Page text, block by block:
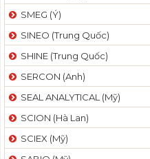
SMEG (Ý)
SINEO (Trung Quốc)
SHINE (Trung Quốc)
SERCON (Anh)
SEAL ANALYTICAL (Mỹ)
SCION (Hà Lan)
SCIEX (Mỹ)